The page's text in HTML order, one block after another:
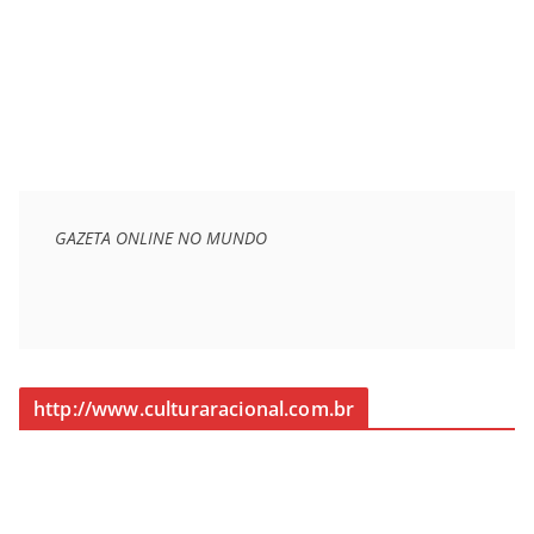
GAZETA ONLINE NO MUNDO
http://www.culturaracional.com.br